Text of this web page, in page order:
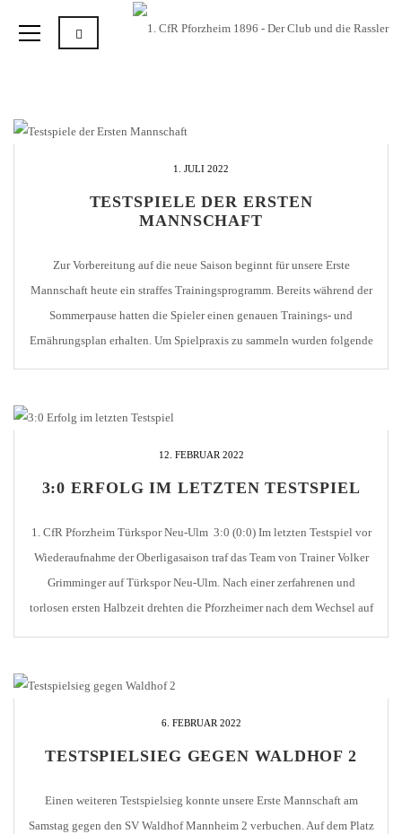
1. JULI 2022
TESTSPIELE DER ERSTEN
MANNSCHAFT
Zur Vorbereitung auf die neue Saison beginnt für unsere Erste
Mannschaft heute ein straffes Trainingsprogramm. Bereits während der
Sommerpause hatten die Spieler einen genauen Trainings- und
Ernährungsplan erhalten. Um Spielpraxis zu sammeln wurden folgende
Trainingsspiele vereinbart. Mi., 06.07.2022, 18:00 Uhr 1. CfR – SGV
12. FEBRUAR 2022
3:0 ERFOLG IM LETZTEN TESTSPIEL
1. CfR Pforzheim Türkspor Neu-Ulm 3:0 (0:0) Im letzten Testspiel vor
Wiederaufnahme der Oberligasaison traf das Team von Trainer Volker
Grimminger auf Türkspor Neu-Ulm. Nach einer zerfahrenen und
torlosen ersten Halbzeit drehten die Pforzheimer nach dem Wechsel auf
6. FEBRUAR 2022
TESTSPIELSIEG GEGEN WALDHOF 2
Einen weiteren Testspielsieg konnte unsere Erste Mannschaft am
Samstag gegen den SV Waldhof Mannheim 2 verbuchen. Auf dem Platz